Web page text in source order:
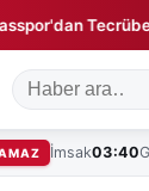
Tecrübeli
İmsak03:40